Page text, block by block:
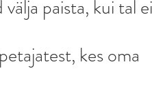
paista, kui tal ei
kes oma